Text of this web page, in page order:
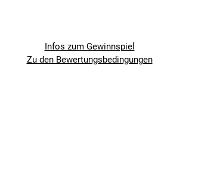
Infos zum Gewinnspiel
Zu den Bewertungsbedingungen